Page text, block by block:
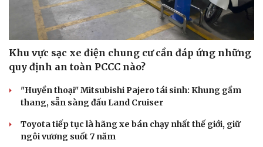
Du lịch
Khu vực sạc xe điện chung cư cần đáp ứng những
quy định an toàn PCCC nào?
"Huyền thoại" Mitsubishi Pajero tái sinh: Khung gầm
thang, sẵn sàng đấu Land Cruiser
Toyota tiếp tục là hãng xe bán chạy nhất thế giới, giữ
ngôi vương suốt 7 năm